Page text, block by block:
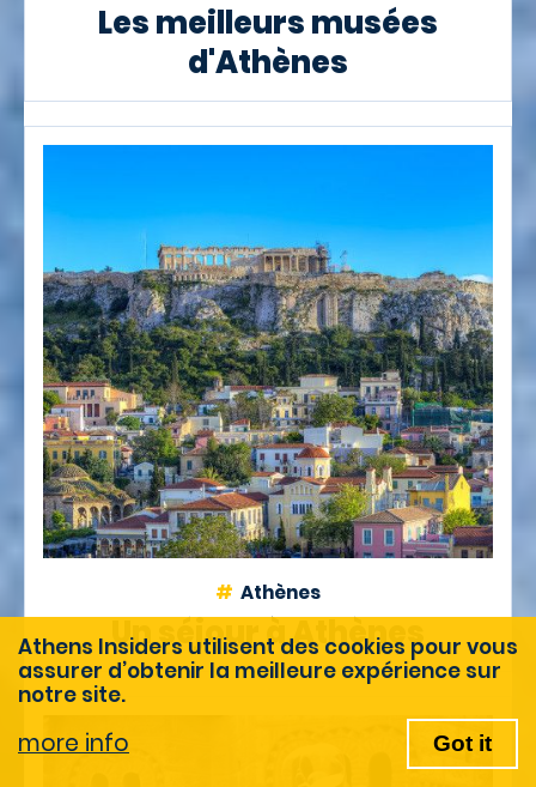
Athens Insiders utilisent des cookies pour vous
assurer d’obtenir la meilleure expérience sur
notre site.
more info Got it
Les meilleurs musées
d'Athènes
Athènes
Un séjour à Athènes